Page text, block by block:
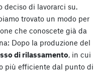
deciso di lavorarci su.
trovato un modo per
che conoscete già da
Dopo la produzione del
di rilassamento, in cui
più efficiente dal punto di